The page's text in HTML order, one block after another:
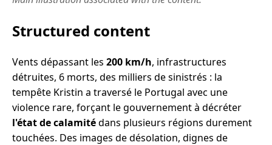
Structured content
Vents dépassant les 200 km/h, infrastructures
détruites, 6 morts, des milliers de sinistrés : la
tempête Kristin a traversé le Portugal avec une
violence rare, forçant le gouvernement à décréter
l'état de calamitédans plusieurs régions durement
touchées. Des images de désolation, dignes de